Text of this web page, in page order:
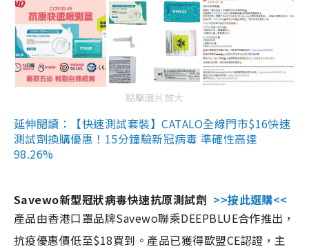
點擊圖片放大
延伸閱讀：【快速測試套裝】CATALO全線門市$16快速
測試劑換購優惠！15分鐘驗新冠病毒 準確性高達
98.26%
Savewo新型冠狀病毒快速抗原測試劑 >>按此選購<<
產品由香港口罩品牌Savewo聯乘DEEPBLUE合作推出，
抗疫優惠價低至$18買到。產品已獲得歐盟CE認證，主